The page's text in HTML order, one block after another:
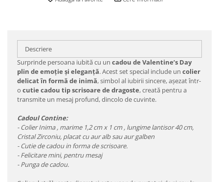
Descriere
Surprinde persoana iubită cu un cadou de Valentine’s Day
plin de emoție și eleganță. Acest set special include un colier
delicat în formă de inimă, simbol al iubirii sincere, așezat într-
o cutie cadou tip scrisoare de dragoste, creată pentru a
transmite un mesaj profund, dincolo de cuvinte.
Cadoul Contine:
- Colier Inima , marime 1,2 cm x 1 cm , lungime lantisor 40 cm,
Cristal Zirconiu, placat cu aur alb sau aur galben
- Cutie de cadou in forma de scrisoare.
- Felicitare mini, pentru mesaj
- Punga de cadou.